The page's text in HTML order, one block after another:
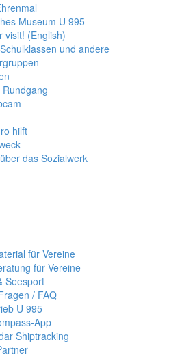
Museum U 995
visit! (English)
und andere
hilft
das Sozialwerk
für Vereine
für Vereine
Seesport
/ FAQ
U 995
App
Shiptracking